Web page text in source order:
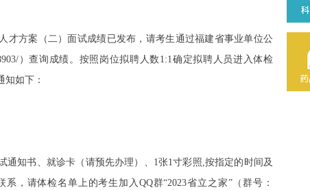
才方案 （二） 面试成绩已发布，请考生通过福建省事业单位公
）查询成绩。按照岗位拟聘人数1:1确定拟聘人员进入体检
知如下：
知书、就诊卡（请预先办理）、 1张1寸彩照,按指定的时间及
，请体检名单上的考生加入QQ群“2023省立之家”（群号：